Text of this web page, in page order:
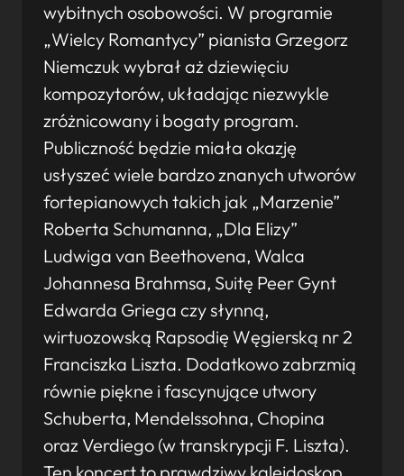
wybitnych osobowości. W programie
„Wielcy Romantycy” pianista Grzegorz
Niemczuk wybrał aż dziewięciu
kompozytorów, układając niezwykle
zróżnicowany i bogaty program.
Publiczność będzie miała okazję
usłyszeć wiele bardzo znanych utworów
fortepianowych takich jak „Marzenie”
Roberta Schumanna, „Dla Elizy”
Ludwiga van Beethovena, Walca
Johannesa Brahmsa, Suitę Peer Gynt
Edwarda Griega czy słynną,
wirtuozowską Rapsodię Węgierską nr 2
Franciszka Liszta. Dodatkowo zabrzmią
równie piękne i fascynujące utwory
Schuberta, Mendelssohna, Chopina
oraz Verdiego (w transkrypcji F. Liszta).